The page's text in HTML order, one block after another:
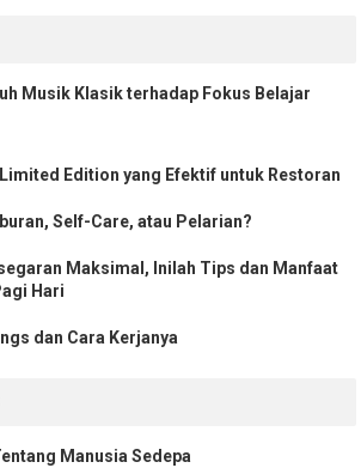
Musik Klasik terhadap Fokus Belajar
Edition yang Efektif untuk Restoran
Self-Care, atau Pelarian?
Maksimal, Inilah Tips dan Manfaat
Hari
dan Cara Kerjanya
Manusia Sedepa